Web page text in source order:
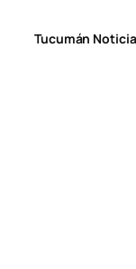
Tucumán